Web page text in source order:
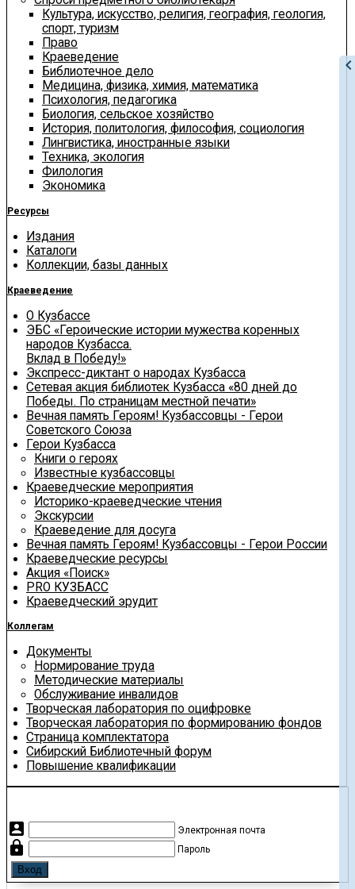
Культура, искусство, религия, география, геология,
спорт, туризм
Право
Краеведение
Библиотечное дело
Медицина, физика, химия, математика
Психология, педагогика
Биология, сельское хозяйство
История, политология, философия, социология
Лингвистика, иностранные языки
Техника, экология
Филология
Экономика
Ресурсы
Издания
Каталоги
Коллекции, базы данных
Краеведение
О Кузбассе
ЭБС «Героические истории мужества коренных
народов Кузбасса.
Вклад в Победу!»
Экспресс-диктант о народах Кузбасса
Сетевая акция библиотек Кузбасса «80 дней до
Победы. По страницам местной печати»
Вечная память Героям! Кузбассовцы - Герои
Советского Союза
Герои Кузбасса
Книги о героях
Известные кузбассовцы
Краеведческие мероприятия
Историко-краеведческие чтения
Экскурсии
Краеведение для досуга
Вечная память Героям! Кузбассовцы - Герои России
Краеведческие ресурсы
Акция «Поиск»
PRO КУЗБАСС
Краеведческий эрудит
Коллегам
Документы
Нормирование труда
Методические материалы
Обслуживание инвалидов
Творческая лаборатория по оцифровке
Творческая лаборатория по формированию фондов
Страница комплектатора
Сибирский Библиотечный форум
Повышение квалификации
account_box Электронная почта
lock Пароль